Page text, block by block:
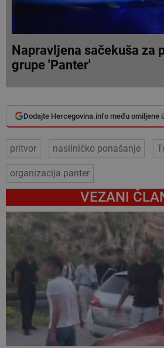
Napravljena sačekuša za
grupe 'Panter'
Dodajte Hercegovina.info među omiljene
pritvor nasilničko ponašanje
organizacija panter
VEZANI